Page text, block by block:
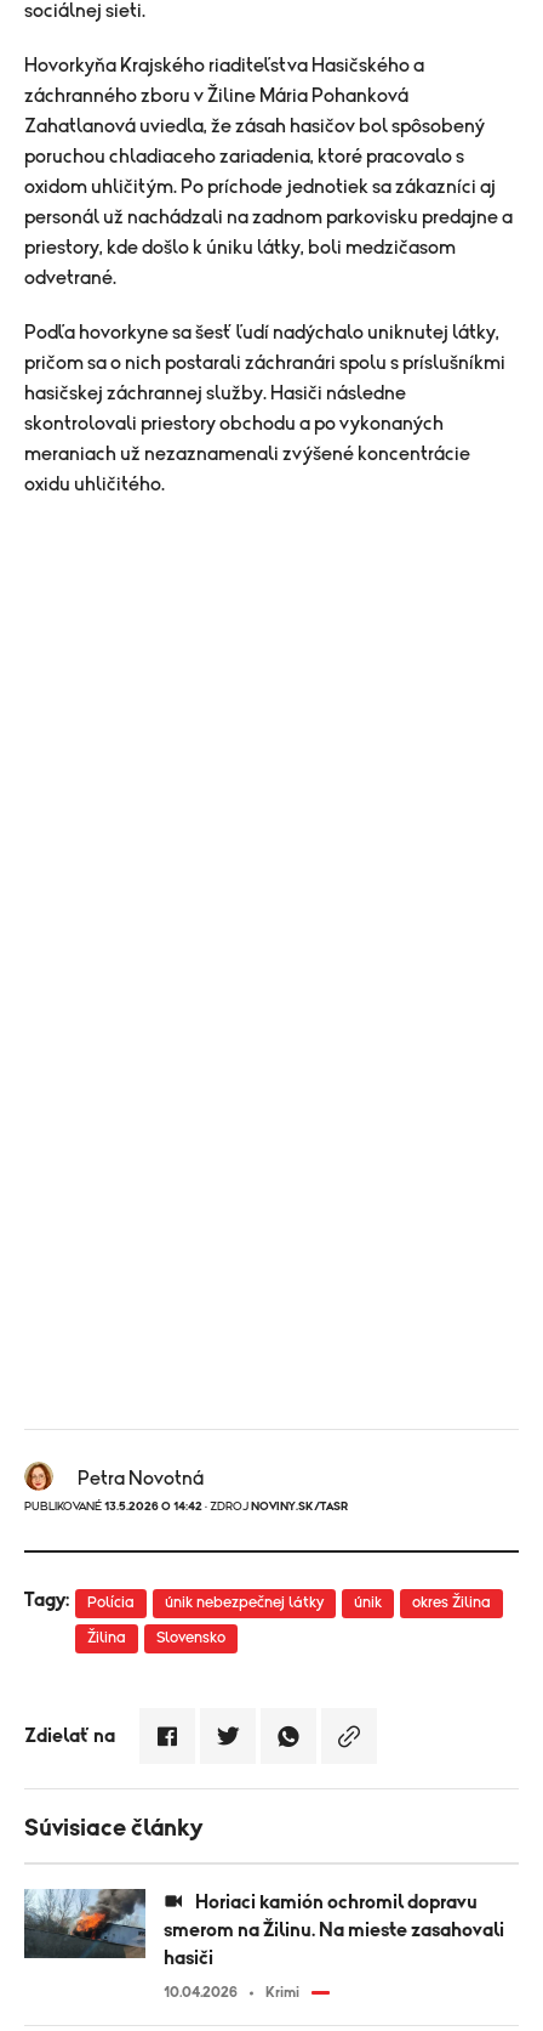
sociálnej sieti.
Hovorkyňa Krajského riaditeľstva Hasičského a
záchranného zboru v Žiline Mária Pohanková
Zahatlanová uviedla, že zásah hasičov bol spôsobený
poruchou chladiaceho zariadenia, ktoré pracovalo s
oxidom uhličitým. Po príchode jednotiek sa zákazníci aj
personál už nachádzali na zadnom parkovisku predajne a
priestory, kde došlo k úniku látky, boli medzičasom
odvetrané.
Podľa hovorkyne sa šesť ľudí nadýchalo uniknutej látky,
pričom sa o nich postarali záchranári spolu s príslušníkmi
hasičskej záchrannej služby. Hasiči následne
skontrolovali priestory obchodu a po vykonaných
meraniach už nezaznamenali zvýšené koncentrácie
oxidu uhličitého.
Petra Novotná
PUBLIKOVANÉ 13.5.2026 O 14:42 · ZDROJ NOVINY.SK/TASR
Tagy: Polícia únik nebezpečnej látky únik okres Žilina
Žilina Slovensko
Zdielať na
Súvisiace články
smerom na Žilinu. Na mieste zasahovali
hasiči
10.04.2026 Krimi